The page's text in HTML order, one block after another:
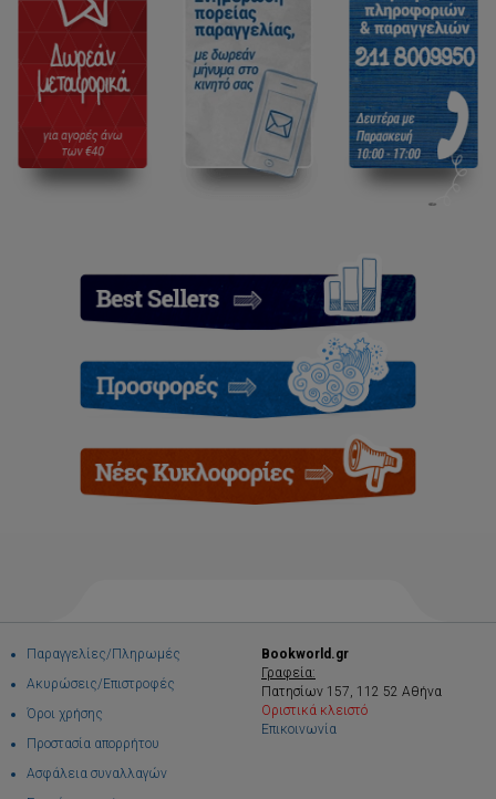
Παραγγελίες/Πληρωμές
Ακυρώσεις/Επιστροφές
Όροι χρήσης
Προστασία απορρήτου
Ασφάλεια συναλλαγών
Bookworld.gr
Γραφεία:
Πατησίων 157, 112 52 Αθήνα
Οριστικά κλειστό
Επικοινωνία